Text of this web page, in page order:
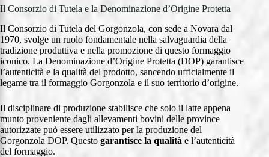
Il Consorzio di Tutela e la Denominazione d’Origine Protetta
Il Consorzio di Tutela del Gorgonzola, con sede a Novara dal
1970, svolge un ruolo fondamentale nella salvaguardia della
tradizione produttiva e nella promozione di questo formaggio
iconico. La Denominazione d’Origine Protetta (DOP) garantisce
l’autenticità e la qualità del prodotto, sancendo ufficialmente il
legame tra il formaggio Gorgonzola e il suo territorio d’origine.
Il disciplinare di produzione stabilisce che solo il latte appena
munto proveniente dagli allevamenti bovini delle province
autorizzate può essere utilizzato per la produzione del
Gorgonzola DOP. Questo garantisce la qualità e l’autenticità
del formaggio.